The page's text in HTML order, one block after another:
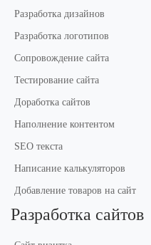
Разработка дизайнов
Разработка логотипов
Сопровождение сайта
Тестирование сайта
Доработка сайтов
Наполнение контентом
SEO текста
Написание калькуляторов
Добавление товаров на сайт
Разработка сайтов